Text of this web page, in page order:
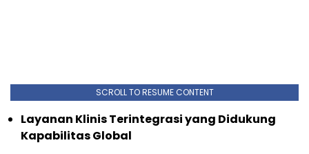
SCROLL TO RESUME CONTENT
Layanan Klinis Terintegrasi yang Didukung
Kapabilitas Global